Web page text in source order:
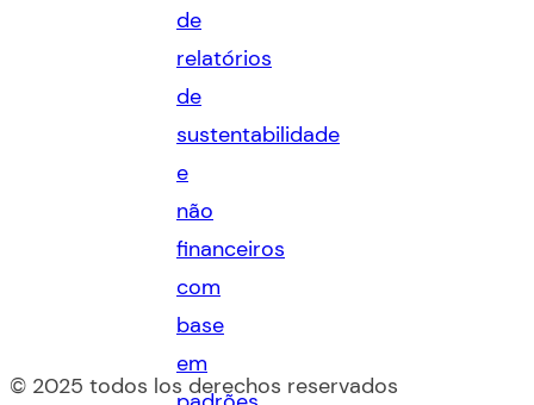
de
relatórios
de
sustentabilidade
e
não
financeiros
com
base
em
© 2025 todos los derechos reservados